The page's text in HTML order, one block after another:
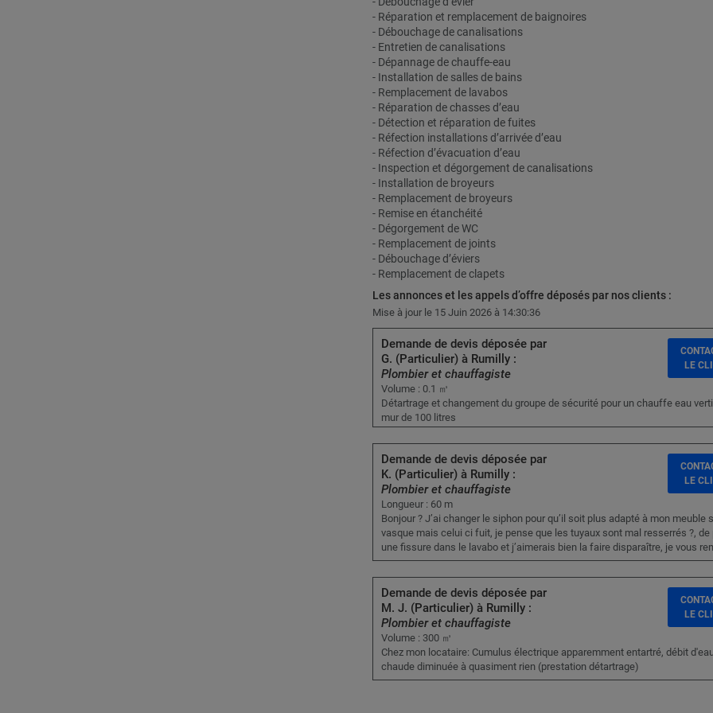
- Réparation et remplacement de baignoires
- Débouchage de canalisations
- Entretien de canalisations
- Dépannage de chauffe-eau
- Installation de salles de bains
- Remplacement de lavabos
- Réparation de chasses d’eau
- Détection et réparation de fuites
- Réfection installations d’arrivée d’eau
- Réfection d’évacuation d’eau
- Inspection et dégorgement de canalisations
- Installation de broyeurs
- Remplacement de broyeurs
- Remise en étanchéité
- Dégorgement de WC
- Remplacement de joints
- Débouchage d’éviers
- Remplacement de clapets
Les annonces et les appels d’offre déposés par nos clients :
Mise à jour le 15 Juin 2026 à 14:30:36
Demande de devis déposée par
G. (Particulier) à Rumilly :
Plombier et chauffagiste
Volume : 0.1 ㎥
Détartrage et changement du groupe de sécurité pour un chauffe eau
mur de 100 litres
LE
Demande de devis déposée par
K. (Particulier) à Rumilly :
Plombier et chauffagiste
Longueur : 60 m
Bonjour ? J’ai changer le siphon pour qu’il soit plus adapté à mon meuble
vasque mais celui ci fuit, je pense que les tuyaux sont mal resserrés ?, de
une fissure dans le lavabo et j’aimerais bien la faire disparaître, je vous
LE
Demande de devis déposée par
M. J. (Particulier) à Rumilly :
Plombier et chauffagiste
Volume : 300 ㎥
Chez mon locataire: Cumulus électrique apparemment entartré, débit
chaude diminuée à quasiment rien (prestation détartrage)
LE